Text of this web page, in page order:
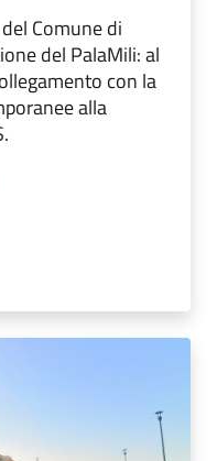
Comune di
del PalaMili: al
con la
alla